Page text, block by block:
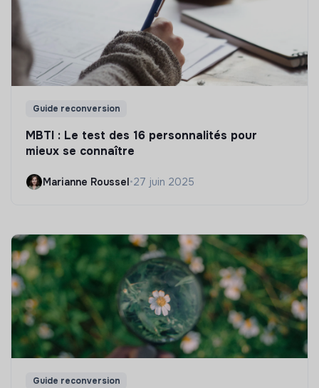
Guide reconversion
MBTI : Le test des 16 personnalités pour
mieux se connaître
Marianne Roussel•27 juin 2025
Guide reconversion